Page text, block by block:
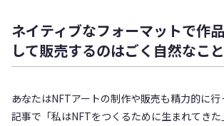
ネイティブなフォーマットで作
して販売するのはごく自然なこと
――あなたはNFTアートの制作や販売も精力的に
記事で「私はNFTをつくるために生まれてき